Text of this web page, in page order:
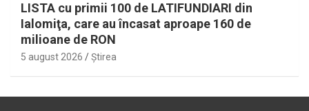
LISTA cu primii 100 de LATIFUNDIARI din
Ialomiţa, care au încasat aproape 160 de
milioane de RON
5 august 2026 Ştirea